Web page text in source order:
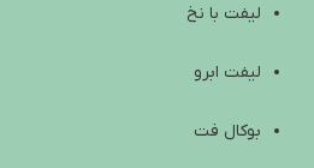
افتادگی پوست زیر چانه؛ علت‌ها، راه‌های
بهترین آمپول لاغری خارجی؛ راهنمای
لیفت با نخ
لیفت ابرو
بوکال فت